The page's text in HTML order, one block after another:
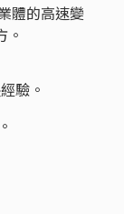
體的高速變
。
驗。